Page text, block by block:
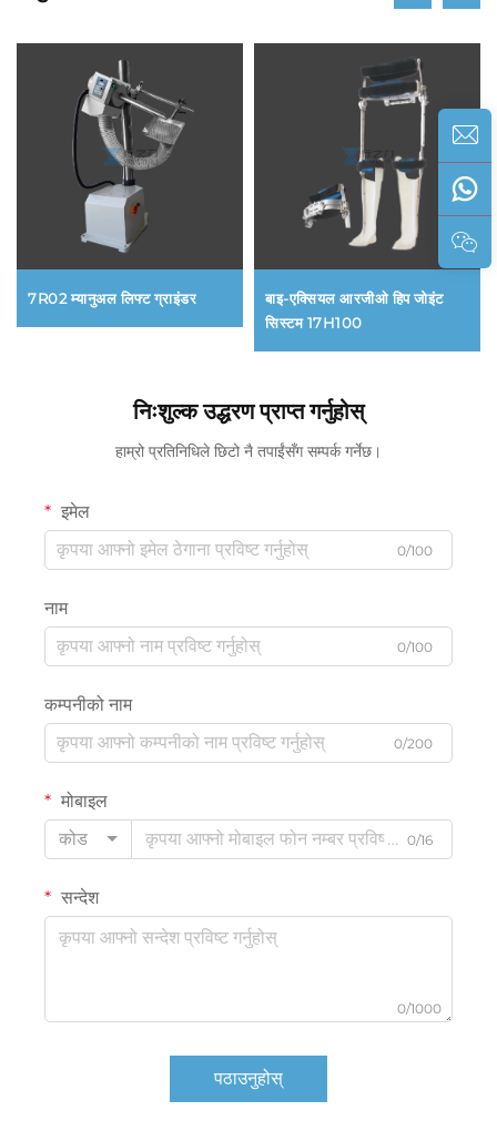
7R02 म्यानुअल लिफ्ट ग्राइंडर
बाइ-एक्सियल आरजीओ हिप जोइंट
सिस्टम 17H100
निःशुल्क उद्धरण प्राप्त गर्नुहोस्
हाम्रो प्रतिनिधिले छिटो नै तपाईंसँग सम्पर्क गर्नेछ।
इमेल
0/100
नाम
0/100
कम्पनीको नाम
0/200
मोबाइल
कोड
0/16
सन्देश
0/1000
पठाउनुहोस्